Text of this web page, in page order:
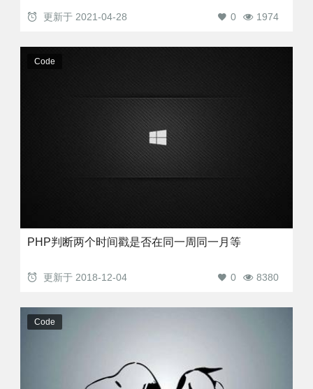
更新于 2021-04-28 1974
0
Code
PHP判断两个时间戳是否在同一周同一月等
更新于 2018-12-04 8380
0
Code